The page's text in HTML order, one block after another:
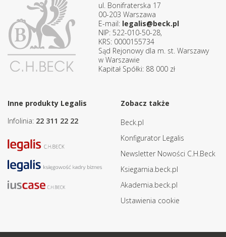
ul. Bonifraterska 17
00-203 Warszawa
E-mail: legalis@beck.pl
NIP: 522-010-50-28,
KRS: 0000155734
Sąd Rejonowy dla m. st. Warszawy
w Warszawie
Kapitał Spółki: 88 000 zł
Inne produkty Legalis
Infolinia: 22 311 22 22
Zobacz także
Beck.pl
Konfigurator Legalis
Newsletter Nowości C.H.Beck
Ksiegarnia.beck.pl
Akademia.beck.pl
Ustawienia cookie